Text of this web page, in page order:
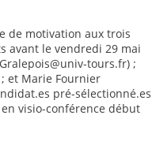
de motivation aux trois
avant le vendredi 29 mai
tours.fr) ;
et Marie Fournier
pré-sélectionné.es
visio-conférence début